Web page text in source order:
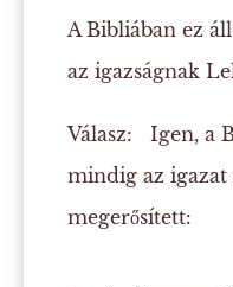
A Bibliában ez
az igazságnak
Válasz: Igen, a
mindig az
megerősített: